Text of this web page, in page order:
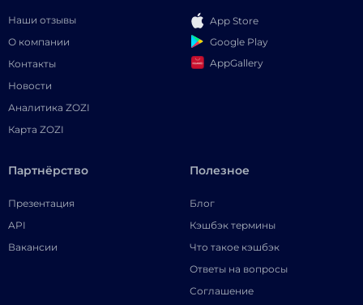
Наши отзывы
О компании
Контакты
Новости
Аналитика ZOZI
Карта ZOZI
App Store
Google Play
AppGallery
Партнёрство
Презентация
API
Вакансии
Полезное
Блог
Кэшбэк термины
Что такое кэшбэк
Ответы на вопросы
Соглашение